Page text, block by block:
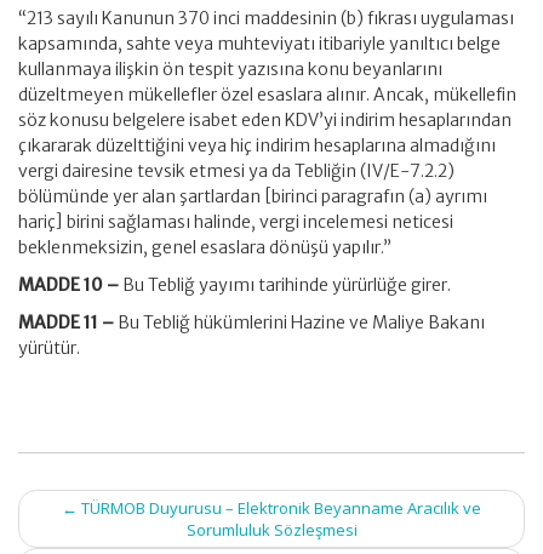
“213 sayılı Kanunun 370 inci maddesinin (b) fıkrası uygulaması
kapsamında, sahte veya muhteviyatı itibariyle yanıltıcı belge
kullanmaya ilişkin ön tespit yazısına konu beyanlarını
düzeltmeyen mükellefler özel esaslara alınır. Ancak, mükellefin
söz konusu belgelere isabet eden KDV’yi indirim hesaplarından
çıkararak düzelttiğini veya hiç indirim hesaplarına almadığını
vergi dairesine tevsik etmesi ya da Tebliğin (IV/E-7.2.2)
bölümünde yer alan şartlardan [birinci paragrafın (a) ayrımı
hariç] birini sağlaması halinde, vergi incelemesi neticesi
beklenmeksizin, genel esaslara dönüşü yapılır.”
MADDE 10 – Bu Tebliğ yayımı tarihinde yürürlüğe girer.
MADDE 11 – Bu Tebliğ hükümlerini Hazine ve Maliye Bakanı
yürütür.
Post
navigation
← TÜRMOB Duyurusu – Elektronik Beyanname Aracılık ve
Sorumluluk Sözleşmesi